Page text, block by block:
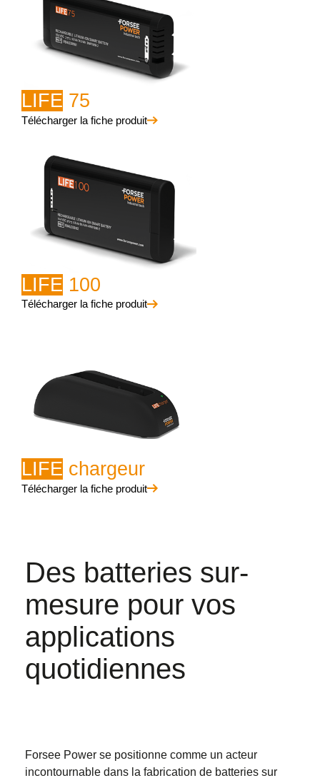
LIFE 75
Télécharger la fiche produit
LIFE 100
Télécharger la fiche produit
LIFE chargeur
Télécharger la fiche produit
Des batteries sur-
mesure pour vos
applications
quotidiennes
Forsee Power se positionne comme un acteur
incontournable dans la fabrication de batteries sur